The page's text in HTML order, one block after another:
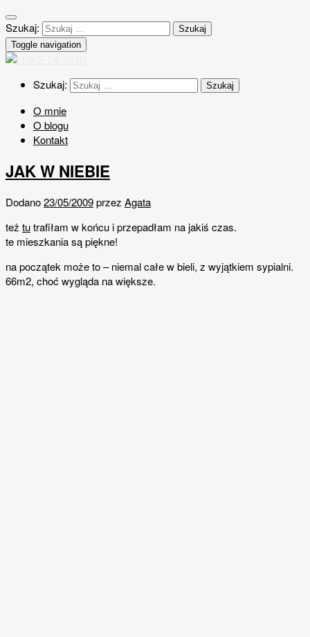
Szukaj:
Toggle navigation
Szukaj:
O mnie
O blogu
Kontakt
JAK W NIEBIE
Dodano23/05/2009przez Agata
też tutrafiłam w końcu i przepadłam na jakiś czas.
te mieszkania są piękne!
na początek może to – niemal całe w bieli, z wyjątkiem sypialni.
66m2, choć wygląda na większe.